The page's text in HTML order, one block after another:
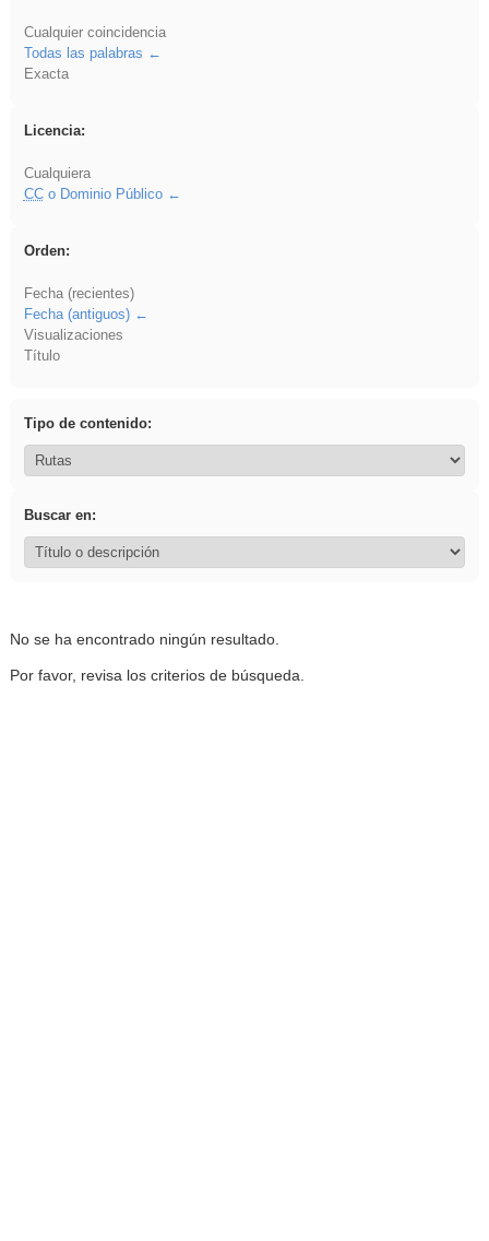
Cualquier coincidencia
Todas las palabras
Exacta
Licencia:
Cualquiera
CCo Dominio Público
Orden:
Fecha (recientes)
Fecha (antiguos)
Visualizaciones
Título
Tipo de contenido:
Buscar en:
No se ha encontrado ningún resultado.
Por favor, revisa los criterios de búsqueda.